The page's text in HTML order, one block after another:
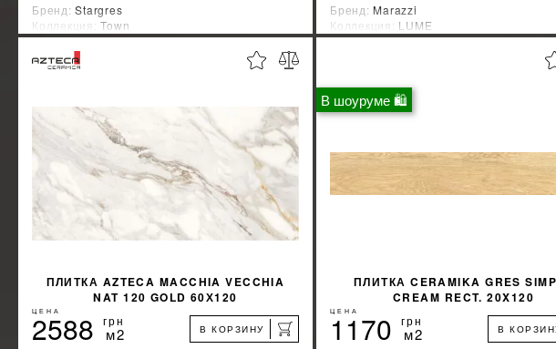
Бренд:Stargres
Коллекция:Town
Страна-производитель:Польша
УЗНАТЬ СВОЮ СКИДКУ %
КУПИТЬ
Бренд: Marazzi
Коллекция: LUME
Страна-производитель:Италия
УЗНАТЬ СВОЮ СКИДКУ
ПЛИТКА AZTECA MACCHIA VECCHIA
NAT 120 GOLD 60Х120
ЦЕНА
2588 грн
м2 В КОРЗИНУ
В шоуруме 🛍
ПЛИТКА CERAMIKA GRES
CREAM RECT. 20X120
ЦЕНА
1170 грн
м2 В